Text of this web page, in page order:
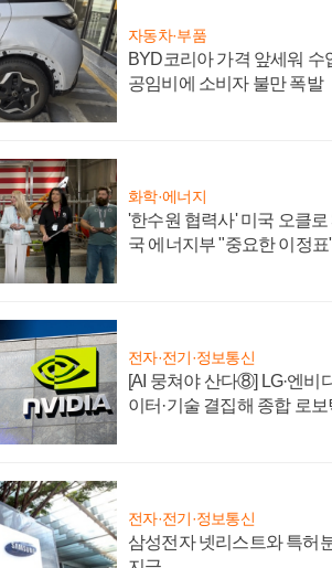
자동차·부품
BYD코리아 가격 앞세워 수
공임비에 소비자 불만 폭발
화학·에너지
'한수원 협력사' 미국 오클로
국 에너지부 "중요한 이정표
전자·전기·정보통신
[AI 뭉쳐야 산다⑧] LG·엔비
이터·기술 결집해 종합 로
전자·전기·정보통신
삼성전자 넷리스트와 특허